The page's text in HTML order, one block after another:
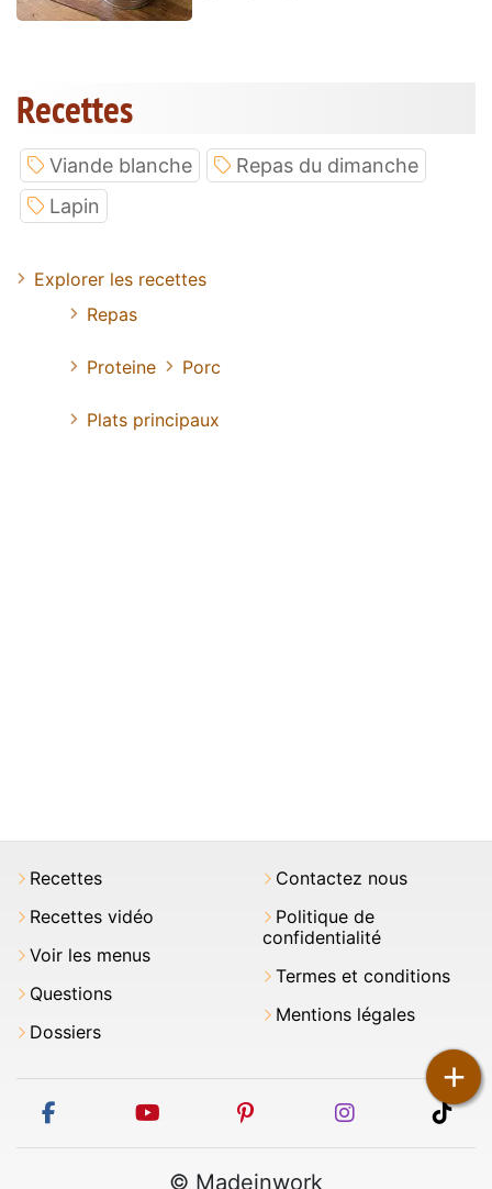
+
Recettes
Viande blanche
Repas du dimanche
Lapin
Explorer les recettes
Repas
Proteine Porc
Plats principaux
Recettes
Recettes vidéo
Voir les menus
Questions
Dossiers
Contactez nous
Politique de
confidentialité
Termes et conditions
Mentions légales
facebook youtube pinterest instagram
© Madeinwork